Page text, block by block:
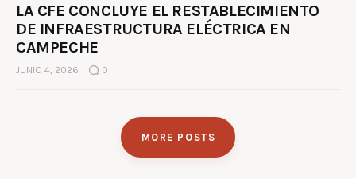
LA CFE CONCLUYE EL RESTABLECIMIENTO
DE INFRAESTRUCTURA ELÉCTRICA EN
CAMPECHE
JUNIO 4, 2026 0
MORE POSTS